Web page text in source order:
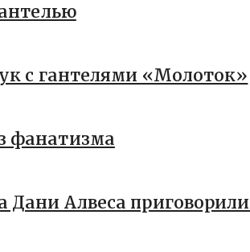
с гантелями «Молоток»
Дани Алвеса